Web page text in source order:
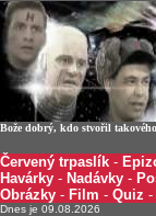
Bože dobrý, kdo stvořil
Červený trpaslík -
Havárky - Nadávky -
Obrázky - Film - Quiz -
Dnes je 09.08.2026